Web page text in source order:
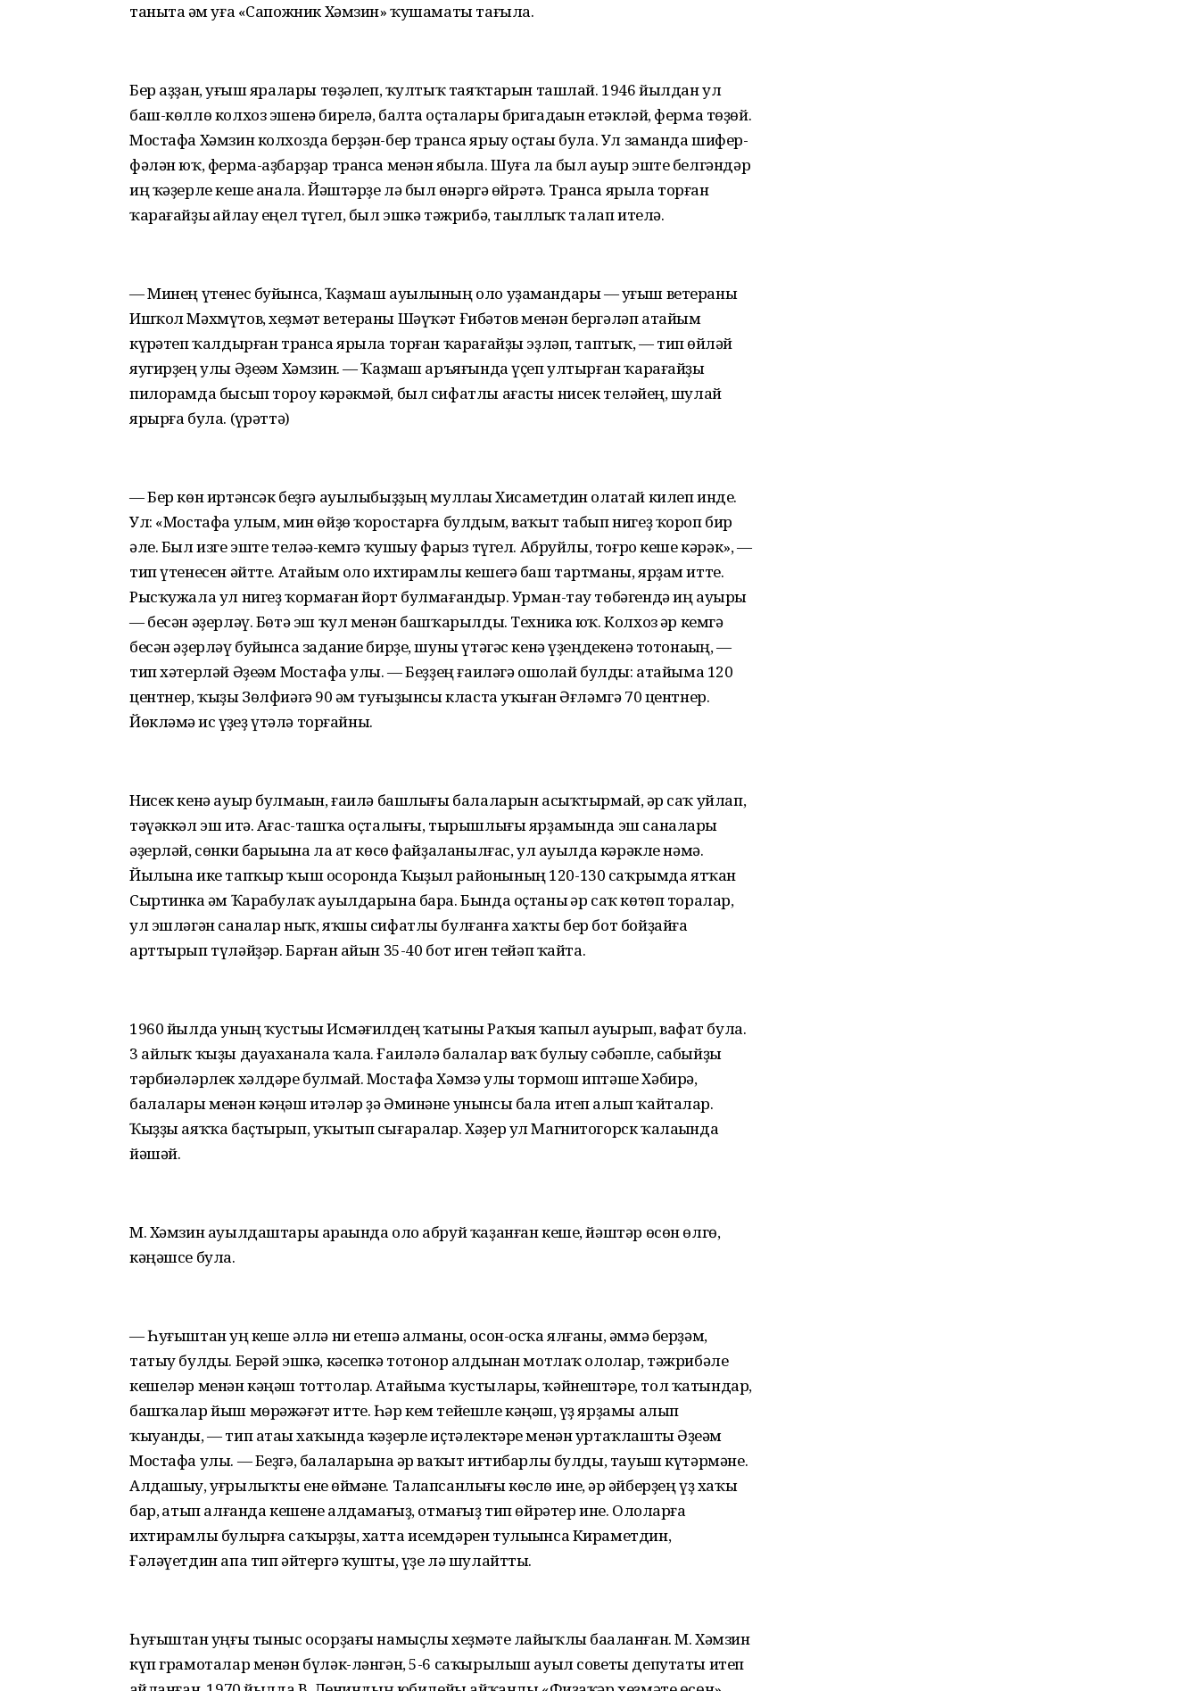
таныта һәм уға «Сапожник Хәмзин» ҡушаматы тағыла.
Бер аҙҙан, һуғыш яралары төҙәлеп, ҡултыҡ таяҡтарын ташлай. 1946 йылдан ул
баш-көллө колхоз эшенә бирелә, балта оҫталары бригадаһын етәкләй, ферма төҙөй.
Мостафа Хәмзин колхозда берҙән-бер транса ярыу оҫтаһы була. Ул заманда шифер-
фәлән юҡ, ферма-аҙбарҙар транса менән ябыла. Шуға ла был ауыр эште белгәндәр
иң ҡәҙерле кеше һанала. Йәштәрҙе лә был һөнәргә өйрәтә. Транса ярыла торған
ҡарағайҙы һайлау еңел түгел, был эшкә тәжрибә, таһыллыҡ талап ителә.
— Минең үтенес буйынса, Ҡаҙмаш ауылының оло уҙамандары — һуғыш ветераны
Ишҡол Мәхмүтов, хеҙмәт ветераны Шәүҡәт Ғибәтов менән бергәләп атайым
күрһәтеп ҡалдырған транса ярыла торған ҡарағайҙы эҙләп, таптыҡ, — тип һөйләй
яугирҙең улы Әҙеһәм Хәмзин. — Ҡаҙмаш аръяғында үҫеп ултырған ҡарағайҙы
пилорамда бысып тороу кәрәкмәй, был сифатлы ағасты нисек теләйһең, шулай
ярырға була. (һүрәттә)
— Бер көн иртәнсәк беҙгә ауылыбыҙҙың муллаһы Хисаметдин олатай килеп инде.
Ул: «Мостафа улым, мин өйҙө ҡоростарға булдым, ваҡыт табып нигеҙ ҡороп бир
әле. Был изге эште теләһә-кемгә ҡушыу фарыз түгел. Абруйлы, тоғро кеше кәрәк», —
тип үтенесен әйтте. Атайым оло ихтирамлы кешегә баш тартманы, ярҙам итте.
Рысҡужала ул нигеҙ ҡормаған йорт булмағандыр. Урман-тау төбәгендә иң ауыры
— бесән әҙерләү. Бөтә эш ҡул менән башҡарылды. Техника юҡ. Колхоз һәр кемгә
бесән әҙерләү буйынса задание бирҙе, шуны үтәгәс кенә үҙеңдекенә тотонаһың, —
тип хәтерләй Әҙеһәм Мостафа улы. — Беҙҙең ғаиләгә ошолай булды: атайыма 120
центнер, ҡыҙы Зөлфиәгә 90 һәм туғыҙынсы класта уҡыған Әғләмгә 70 центнер.
Йөкләмә һис һүҙһеҙ үтәлә торғайны.
Нисек кенә ауыр булмаһын, ғаилә башлығы балаларын асыҡтырмай, һәр саҡ уйлап,
тәүәккәл эш итә. Ағас-ташҡа оҫталығы, тырышлығы ярҙамында эш саналары
әҙерләй, сөнки барыһына ла ат көсө файҙаланылғас, ул ауылда кәрәкле нәмә.
Йылына ике тапҡыр ҡыш осоронда Ҡыҙыл районының 120-130 саҡрымда ятҡан
Сыртинка һәм Ҡарабулаҡ ауылдарына бара. Бында оҫтаны һәр саҡ көтөп торалар,
ул эшләгән саналар ныҡ, яҡшы сифатлы булғанға хаҡты бер бот бойҙайға
арттырып түләйҙәр. Барған һайын 35-40 бот иген тейәп ҡайта.
1960 йылда уның ҡустыһы Исмәғилдең ҡатыны Раҡыя ҡапыл ауырып, вафат була.
3 айлыҡ ҡыҙы дауаханала ҡала. Ғаиләлә балалар ваҡ булыу сәбәпле, сабыйҙы
тәрбиәләрлек хәлдәре булмай. Мостафа Хәмзә улы тормош иптәше Хәбирә,
балалары менән кәңәш итәләр ҙә Әминәне унынсы бала итеп алып ҡайталар.
Ҡыҙҙы аяҡҡа баҫтырып, уҡытып сығаралар. Хәҙер ул Магнитогорск ҡалаһында
йәшәй.
М. Хәмзин ауылдаштары араһында оло абруй ҡаҙанған кеше, йәштәр өсөн өлгө,
кәңәшсе була.
— Һуғыштан һуң кеше әллә ни етешә алманы, осон-осҡа ялғаны, әммә берҙәм,
татыу булды. Берәй эшкә, кәсепкә тотонор алдынан мотлаҡ ололар, тәжрибәле
кешеләр менән кәңәш тоттолар. Атайыма ҡустылары, ҡәйнештәре, тол ҡатындар,
башҡалар йыш мөрәжәғәт итте. Һәр кем тейешле кәңәш, һүҙ ярҙамы алып
ҡыуанды, — тип атаһы хаҡында ҡәҙерле иҫтәлектәре менән уртаҡлашты Әҙеһәм
Мостафа улы. — Беҙгә, балаларына һәр ваҡыт иғтибарлы булды, тауыш күтәрмәне.
Алдашыу, уғрылыҡты ене һөймәне. Талапсанлығы көслө ине, һәр әйберҙең үҙ хаҡы
бар, һатып алғанда кешене алдамағыҙ, отмағыҙ тип өйрәтер ине. Ололарға
ихтирамлы булырға саҡырҙы, хатта исемдәрен тулыһынса Кираметдин,
Ғәләүетдин апа тип әйтергә ҡушты, үҙе лә шулайтты.
Һуғыштан һуңғы тыныс осорҙағы намыҫлы хеҙмәте лайыҡлы баһаланған. М. Хәмзин
күп грамоталар менән бүләк-ләнгән, 5-6 саҡырылыш ауыл советы депутаты итеп